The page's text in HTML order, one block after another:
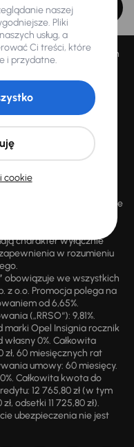
obowiązuje we wszystkich
z o.o. („AAA AUTO”).
wybranych pojazdów
internetowym
w prezentowanej
pomiędzy najniższą ceną
jego aktualną ceną
promocją jest zmienna i
dostępnych pojazdów
każdego dnia.
obowiązującymi
do niej prawa z mocą
promocji udzielane
AUTO. AAA AUTO
wyłącznie w formie
charakter wyłącznie
w rozumieniu
obowiązuje we wszystkich
z o.o. Promocja polega na
od 6,65%.
(„RRSO“): 9,81%.
marki Opel Insignia rocznik
0%. Całkowita
60 miesięcznych rat
umowy: 60 miesięcy.
Całkowita kwota do
12 765,80 zł (w tym
odsetki 11 725,80 zł).
ubezpieczenia nie jest
naszej
Pliki
usług, a
Ci treści, które
i przydatne.
cookie